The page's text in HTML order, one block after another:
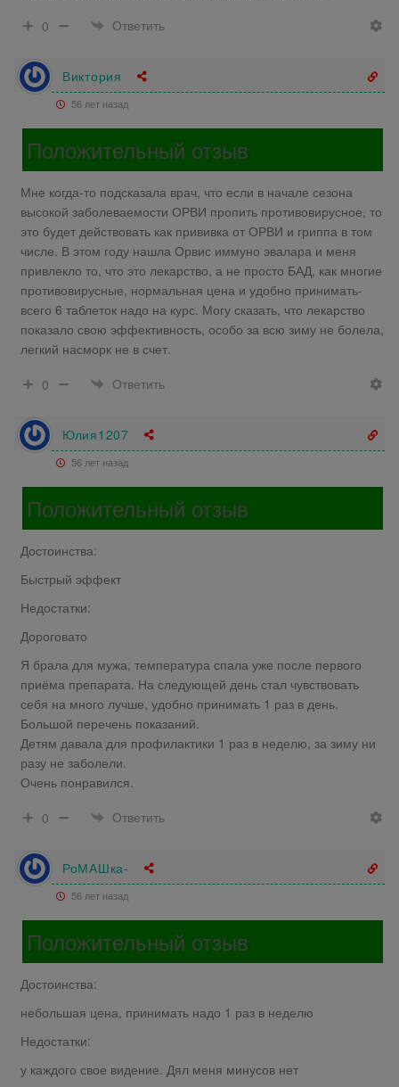
0
Ответить
Виктория
56 лет назад
Положительный отзыв
Мне когда-то подсказала врач, что если в начале сезона
высокой заболеваемости ОРВИ пропить противовирусное, то
это будет действовать как прививка от ОРВИ и гриппа в том
числе. В этом году нашла Орвис иммуно эвалара и меня
привлекло то, что это лекарство, а не просто БАД, как многие
противовирусные, нормальная цена и удобно принимать-
всего 6 таблеток надо на курс. Могу сказать, что лекарство
показало свою эффективность, особо за всю зиму не болела,
легкий насморк не в счет.
0
Ответить
Юлия1207
56 лет назад
Положительный отзыв
Достоинства:
Быстрый эффект
Недостатки:
Дороговато
Я брала для мужа, температура спала уже после первого
приёма препарата. На следующей день стал чувствовать
себя на много лучше, удобно принимать 1 раз в день.
Большой перечень показаний.
Детям давала для профилактики 1 раз в неделю, за зиму ни
разу не заболели.
Очень понравился.
0
Ответить
РоМАШка-
56 лет назад
Положительный отзыв
Достоинства:
небольшая цена, принимать надо 1 раз в неделю
Недостатки:
у каждого свое видение. Дял меня минусов нет